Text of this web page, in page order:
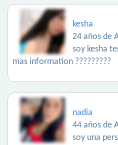
kesha
24 años de
soy kesha
mas information ?????????
nadia
44 años de
soy una